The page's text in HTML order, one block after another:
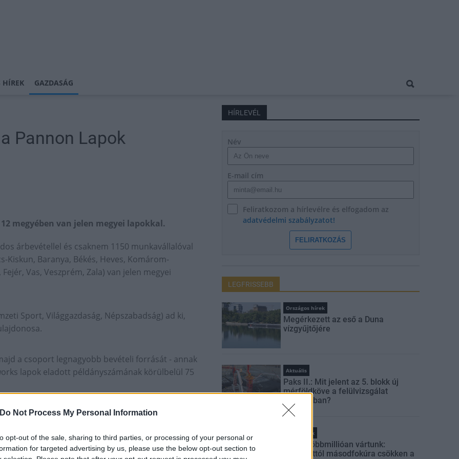
Do Not Process My Personal Information
opt-out of the sale, sharing to third parties, or processing of your personal or
for targeted advertising by us, please use the below opt-out section to
HÍREK GAZDASÁG
Pannon Lapok
megyében van jelen megyei lapokkal.
árbevétellel és csaknem 1150 munkavállalóval
Kiskun, Baranya, Békés, Heves, Komárom-
Vas, Veszprém, Zala) van jelen megyei
Sport, Világgazdaság, Népszabadság) ad ki,
a csoport legnagyobb bevételi forrását - annak
lapok eladott példányszámának körülbelül 75
és Hírközlési Hatóság Médiatanácsának
elején engedélyezte, hogy a Mediaworks
a Pannon Lapok Társasága Kiadói Kft. felett,
HÍRLEVÉL
Név
E-mail cím
Feliratkozom a hírlevélre és elfogadom az
adatvédelmi szabályzatot!
FELIRATKOZÁS
LEGFRISSEBB
Országos hírek
Megérkezett az eső a Duna
vízgyűjtőjére
Aktuális
Paks II.: Mit jelent az 5. blokk új
mérföldköve a felülvizsgálat
árnyékában?
Helyi hírek
Amire többmillióan vártunk:
szombattól másodfokúra csökken a